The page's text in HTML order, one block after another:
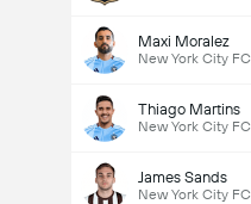
Maxi Moralez
New York City FC
Thiago Martins
New York City FC
James Sands
New York City FC